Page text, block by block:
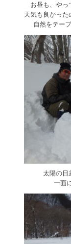
お昼も、やっ
天気も良かった
自然をテー
太陽の日
一面